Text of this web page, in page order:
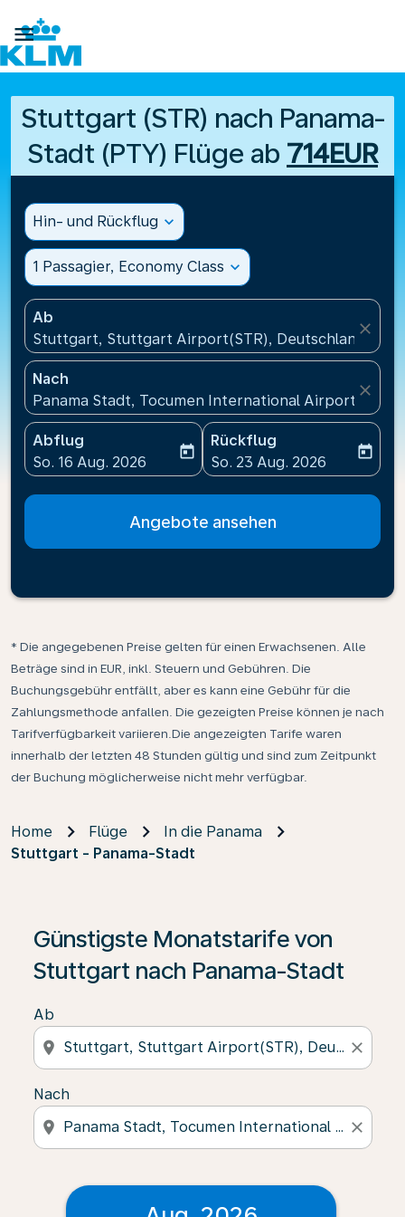

Stuttgart (STR) nach Panama-
Stadt (PTY) Flüge ab 714EUR
Hin- und Rückflug expand_more
1 Passagier, Economy Class expand_more
Ab
Stuttgart, Stuttgart Airport(STR), Deutschland
close
Nach
Panama Stadt, Tocumen International Airport(PTY),
close
Abflug
fc-booking-departure-date-aria-label
So. 16 Aug. 2026
today
Rückflug
fc-booking-return-date-
So. 23 Aug. 2026
today
Angebote ansehen
* Die angegebenen Preise gelten für einen Erwachsenen. Alle
Beträge sind in EUR, inkl. Steuern und Gebühren. Die
Buchungsgebühr entfällt, aber es kann eine Gebühr für die
Zahlungsmethode anfallen. Die gezeigten Preise können je nach
Tarifverfügbarkeit variieren.Die angezeigten Tarife waren
innerhalb der letzten 48 Stunden gültig und sind zum Zeitpunkt
der Buchung möglicherweise nicht mehr verfügbar.
Home Flüge
In die Panama
Stuttgart - Panama-Stadt
Günstigste Monatstarife von
Stuttgart nach Panama-Stadt
Ab
location_on close
Nach
location_on close